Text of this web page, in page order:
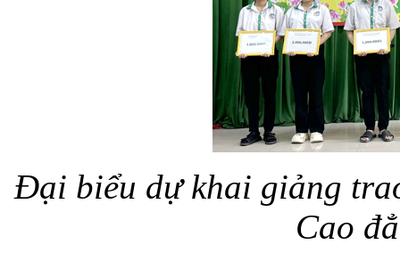
Đại biểu dự khai giảng
Cao